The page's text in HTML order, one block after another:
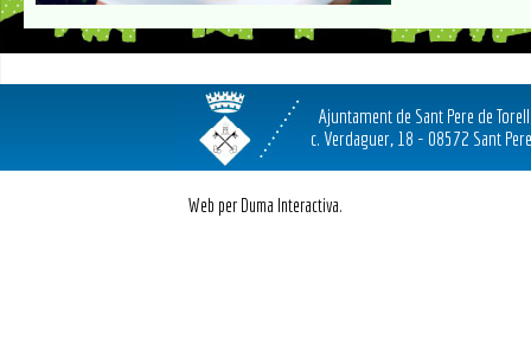
Ajuntament de Sant Pere de
c. Verdaguer, 18 - 08572 Sant
Web per Duma Interactiva.